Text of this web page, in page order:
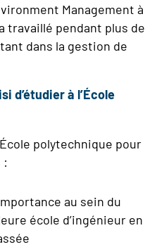
Management à
travaillé pendant plus de
dans la gestion de
d’étudier à l’École
polytechnique pour
:
au sein du
école d’ingénieur en